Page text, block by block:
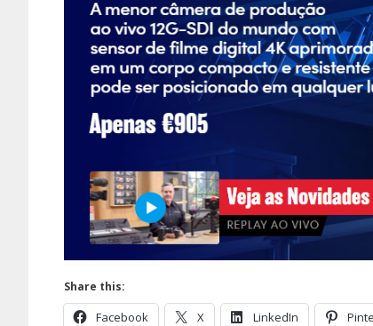
Share this:
Facebook X LinkedIn